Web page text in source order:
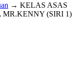
→ KELAS ASAS
MR.KENNY (SIRI 1)